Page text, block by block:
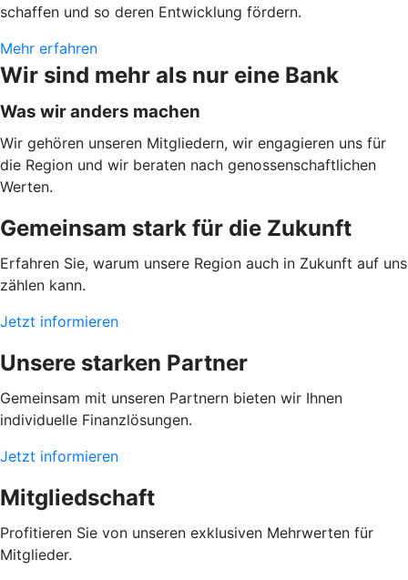
schaffen und so deren Entwicklung fördern.
Mehr erfahren
Wir sind mehr als nur eine Bank
Was wir anders machen
Wir gehören unseren Mitgliedern, wir engagieren uns für
die Region und wir beraten nach genossenschaftlichen
Werten.
Gemeinsam stark für die Zukunft
Erfahren Sie, warum unsere Region auch in Zukunft auf uns
zählen kann.
Jetzt informieren
Unsere starken Partner
Gemeinsam mit unseren Partnern bieten wir Ihnen
individuelle Finanzlösungen.
Jetzt informieren
Mitgliedschaft
Profitieren Sie von unseren exklusiven Mehrwerten für
Mitglieder.